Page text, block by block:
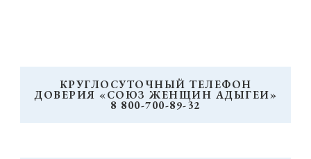
КРУГЛОСУТОЧНЫЙ ТЕЛЕФОН
ДОВЕРИЯ «СОЮЗ ЖЕНЩИН АДЫГЕИ»
8 800-700-89-32